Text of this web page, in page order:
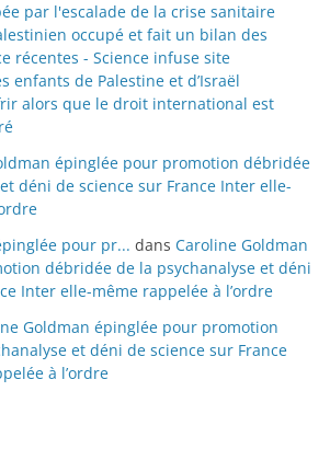
par l'escalade de la crise sanitaire
occupé et fait un bilan des
récentes - Science infuse site
enfants de Palestine et d’Israël
alors que le droit international est
épinglée pour promotion débridée
déni de science sur France Inter elle-
pour pr... dans Caroline Goldman
débridée de la psychanalyse et déni
Inter elle-même rappelée à l’ordre
Goldman épinglée pour promotion
et déni de science sur France
à l’ordre